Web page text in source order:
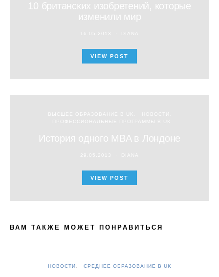
10 британских изобретений, которые
изменили мир
16.05.2013 DIANA
VIEW POST
ВЫСШЕЕ ОБРАЗОВАНИЕ В UK
НОВОСТИ
ПРОФЕССИОНАЛЬНЫЕ ПРОГРАММЫ В UK
История одного MBA в Лондоне
29.05.2013 DIANA
VIEW POST
ВАМ ТАКЖЕ МОЖЕТ ПОНРАВИТЬСЯ
НОВОСТИ СРЕДНЕЕ ОБРАЗОВАНИЕ В UK